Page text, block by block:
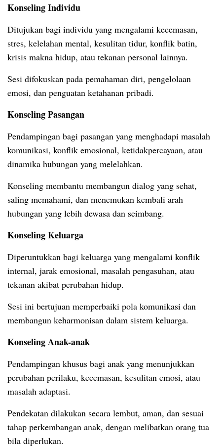
Konseling Individu
Ditujukan bagi individu yang mengalami kecemasan,
stres, kelelahan mental, kesulitan tidur, konflik batin,
krisis makna hidup, atau tekanan personal lainnya.
Sesi difokuskan pada pemahaman diri, pengelolaan
emosi, dan penguatan ketahanan pribadi.
Konseling Pasangan
Pendampingan bagi pasangan yang menghadapi masalah
komunikasi, konflik emosional, ketidakpercayaan, atau
dinamika hubungan yang melelahkan.
Konseling membantu membangun dialog yang sehat,
saling memahami, dan menemukan kembali arah
hubungan yang lebih dewasa dan seimbang.
Konseling Keluarga
Diperuntukkan bagi keluarga yang mengalami konflik
internal, jarak emosional, masalah pengasuhan, atau
tekanan akibat perubahan hidup.
Sesi ini bertujuan memperbaiki pola komunikasi dan
membangun keharmonisan dalam sistem keluarga.
Konseling Anak-anak
Pendampingan khusus bagi anak yang menunjukkan
perubahan perilaku, kecemasan, kesulitan emosi, atau
masalah adaptasi.
Pendekatan dilakukan secara lembut, aman, dan sesuai
tahap perkembangan anak, dengan melibatkan orang tua
bila diperlukan.